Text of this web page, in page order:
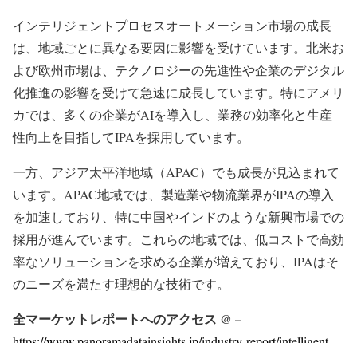
インテリジェントプロセスオートメーション市場の成長
は、地域ごとに異なる要因に影響を受けています。北米お
よび欧州市場は、テクノロジーの先進性や企業のデジタル
化推進の影響を受けて急速に成長しています。特にアメリ
カでは、多くの企業がAIを導入し、業務の効率化と生産
性向上を目指してIPAを採用しています。
一方、アジア太平洋地域（APAC）でも成長が見込まれて
います。APAC地域では、製造業や物流業界がIPAの導入
を加速しており、特に中国やインドのような新興市場での
採用が進んでいます。これらの地域では、低コストで高効
率なソリューションを求める企業が増えており、IPAはそ
のニーズを満たす理想的な技術です。
全マーケットレポートへのアクセス @ –